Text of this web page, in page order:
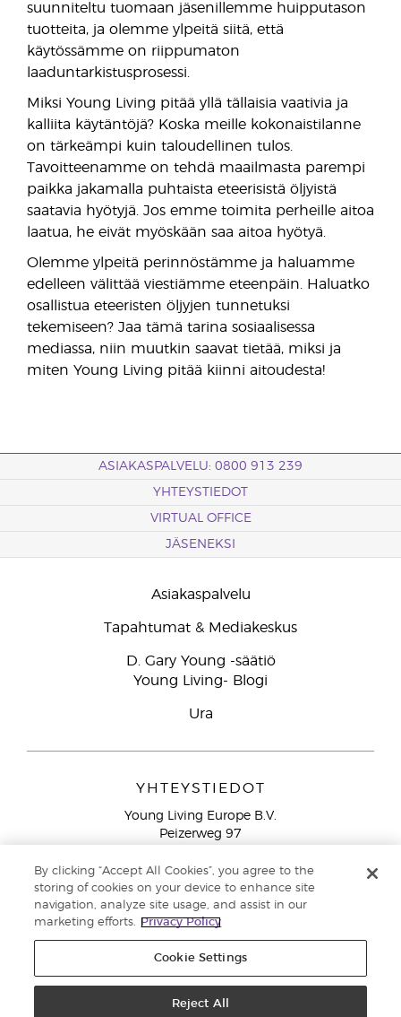
suunniteltu tuomaan jäsenillemme huipputason
tuotteita, ja olemme ylpeitä siitä, että
käytössämme on riippumaton
laaduntarkistusprosessi.
Miksi Young Living pitää yllä tällaisia vaativia ja
kalliita käytäntöjä? Koska meille kokonaistilanne
on tärkeämpi kuin taloudellinen tulos.
Tavoitteenamme on tehdä maailmasta parempi
paikka jakamalla puhtaista eteerisistä öljyistä
saatavia hyötyjä. Jos emme toimita perheille aitoa
laatua, he eivät myöskään saa aitoa hyötyä.
Olemme ylpeitä perinnöstämme ja haluamme
edelleen välittää viestiämme eteenpäin. Haluatko
osallistua eteeristen öljyjen tunnetuksi
tekemiseen? Jaa tämä tarina sosiaalisessa
mediassa, niin muutkin saavat tietää, miksi ja
miten Young Living pitää kiinni aitoudesta!
ASIAKASPALVELU: 0800 913 239
YHTEYSTIEDOT
VIRTUAL OFFICE
JÄSENEKSI
Asiakaspalvelu
Tapahtumat & Mediakeskus
D. Gary Young -säätiö
Young Living- Blogi
Ura
YHTEYSTIEDOT
Young Living Europe B.V.
Peizerweg 97
Netherlands
Ilmainen yhteydenotto lankanumeroista Suomesta
913 239
Email: asiakaspalvelu@youngliving.com
pidätetään. |Yksityisyydensuoja
By clicking “Accept All Cookies”, you agree to the
storing of cookies on your device to enhance site
navigation, analyze site usage, and assist in our
marketing efforts.
Privacy Policy
Cookie Settings
Reject All